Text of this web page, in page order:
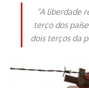
“A liberdade
terço dos
dois terços da